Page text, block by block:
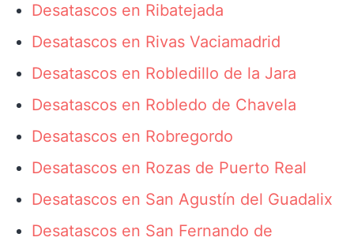
Desatascos en Ribatejada
Desatascos en Rivas Vaciamadrid
Desatascos en Robledillo de la Jara
Desatascos en Robledo de Chavela
Desatascos en Robregordo
Desatascos en Rozas de Puerto Real
Desatascos en San Agustín del Guadalix
Desatascos en San Fernando de